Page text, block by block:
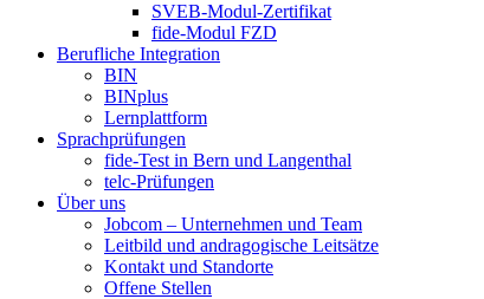
SVEB-Modul-Zertifikat
fide-Modul FZD
Berufliche Integration
BIN
BINplus
Lernplattform
Sprachprüfungen
fide-Test in Bern und Langenthal
telc-Prüfungen
Über uns
Jobcom – Unternehmen und Team
Leitbild und andragogische Leitsätze
Kontakt und Standorte
Offene Stellen